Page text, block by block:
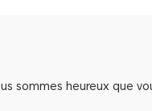
sommes heureux que